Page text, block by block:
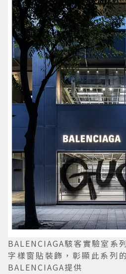
BALENCIAGA駭客實驗室系
字樣窗貼裝飾，彰顯此系列
BALENCIAGA提供